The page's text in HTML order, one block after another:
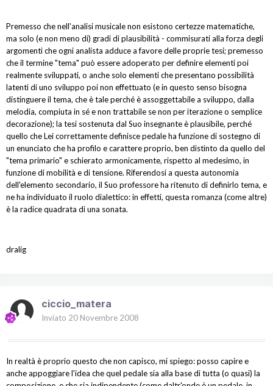
Premesso che nell'analisi musicale non esistono certezze matematiche,
ma solo (e non meno di) gradi di plausibilità - commisurati alla forza degli
argomenti che ogni analista adduce a favore delle proprie tesi; premesso
che il termine "tema" può essere adoperato per definire elementi poi
realmente sviluppati, o anche solo elementi che presentano possibilità
latenti di uno sviluppo poi non effettuato (e in questo senso bisogna
distinguere il tema, che è tale perché è assoggettabile a sviluppo, dalla
melodia, compiuta in sé e non trattabile se non per iterazione o semplice
decorazione); la tesi sostenuta dal Suo insegnante è plausibile, perché
quello che Lei correttamente definisce pedale ha funzione di sostegno di
un enunciato che ha profilo e carattere proprio, ben distinto da quello del
"tema primario" e schierato armonicamente, rispetto al medesimo, in
funzione di mobilità e di tensione. Riferendosi a questa autonomia
dell'elemento secondario, il Suo professore ha ritenuto di definirlo tema, e
ne ha individuato il ruolo dialettico: in effetti, questa romanza (come altre)
è la radice quadrata di una sonata.
dralig
ciccio_matera
Inviato 20 Novembre 2008
In realtà è proprio questo che non capisco, mi spiego: posso capire e
anche appoggiare l'idea che quel pedale sia alla base di tutta (o quasi) la